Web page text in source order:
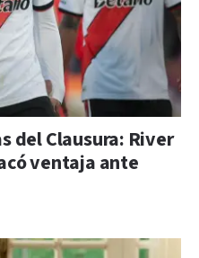
del Clausura: River
ventaja ante